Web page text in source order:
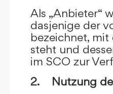
Als „Anbieter“
dasjenige der
bezeichnet,
steht und
im SCO zur
2. Nutzung